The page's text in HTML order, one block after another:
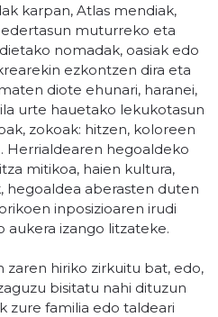
karpan, Atlas mendiak,
muturreko eta
nomadak, oasiak edo
ezkontzen dira eta
diote ehunari, haranei,
urte hauetako lekukotasun
zokoak: hitzen, koloreen
Herrialdearen hegoaldeko
mitikoa, haien kultura,
hegoaldea aberasten duten
inposizioaren irudi
aukera izango litzateke.
zaren hiriko zirkuitu bat, edo,
bisitatu nahi dituzun
zure familia edo taldeari